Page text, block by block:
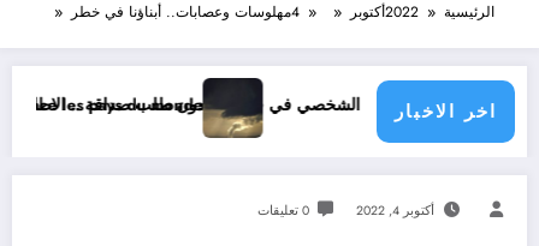
الرئيسية 2022أكتوبر 4مهلوسات وعصابات.. أبناؤنا في خطر
اخر الاخبار
طلب صداقة .. الاطلاع على محتوى صفحة شخص اغلق ملفه الشخصي في فيسبوك دون طلب صداقة
menace les pays du monde
أكتوبر 4, 2022 0 تعليقات